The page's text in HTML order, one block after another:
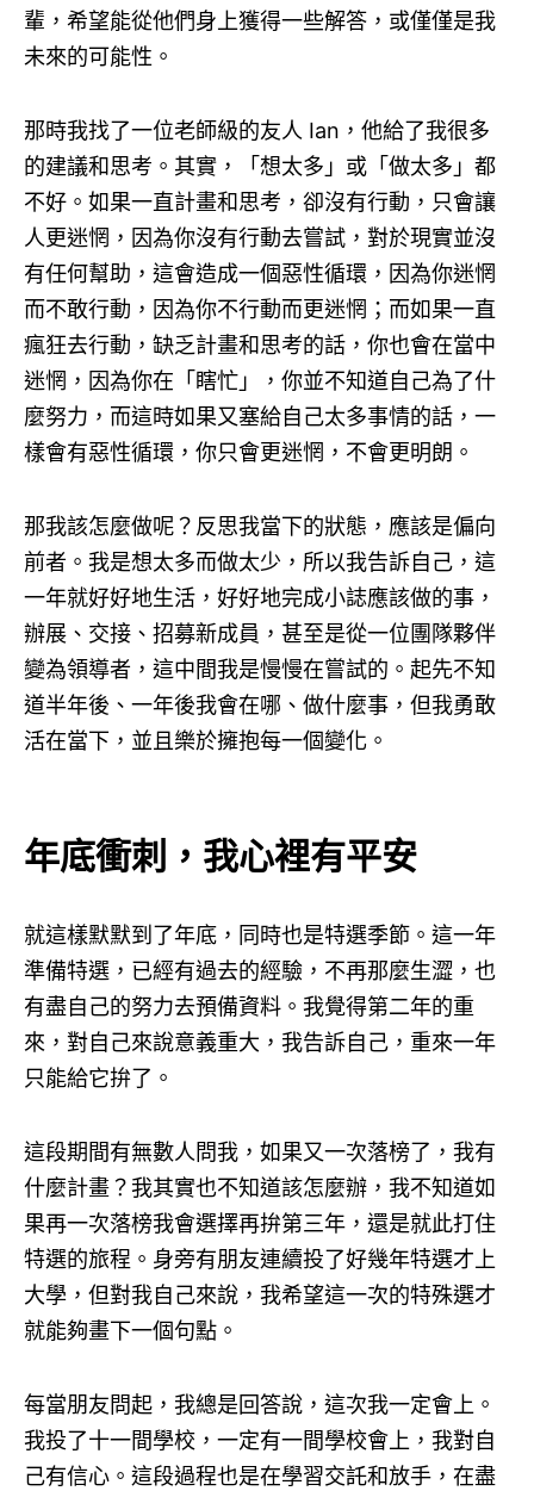
輩，希望能從他們身上獲得一些解答，或僅僅是我
未來的可能性。
那時我找了一位老師級的友人 Ian，他給了我很多
的建議和思考。其實，「想太多」或「做太多」都
不好。如果一直計畫和思考，卻沒有行動，只會讓
人更迷惘，因為你沒有行動去嘗試，對於現實並沒
有任何幫助，這會造成一個惡性循環，因為你迷惘
而不敢行動，因為你不行動而更迷惘；而如果一直
瘋狂去行動，缺乏計畫和思考的話，你也會在當中
迷惘，因為你在「瞎忙」，你並不知道自己為了什
麼努力，而這時如果又塞給自己太多事情的話，一
樣會有惡性循環，你只會更迷惘，不會更明朗。
那我該怎麼做呢？反思我當下的狀態，應該是偏向
前者。我是想太多而做太少，所以我告訴自己，這
一年就好好地生活，好好地完成小誌應該做的事，
辦展、交接、招募新成員，甚至是從一位團隊夥伴
變為領導者，這中間我是慢慢在嘗試的。起先不知
道半年後、一年後我會在哪、做什麼事，但我勇敢
活在當下，並且樂於擁抱每一個變化。
年底衝刺，我心裡有平安
就這樣默默到了年底，同時也是特選季節。這一年
準備特選，已經有過去的經驗，不再那麼生澀，也
有盡自己的努力去預備資料。我覺得第二年的重
來，對自己來說意義重大，我告訴自己，重來一年
只能給它拚了。
這段期間有無數人問我，如果又一次落榜了，我有
什麼計畫？我其實也不知道該怎麼辦，我不知道如
果再一次落榜我會選擇再拚第三年，還是就此打住
特選的旅程。身旁有朋友連續投了好幾年特選才上
大學，但對我自己來說，我希望這一次的特殊選才
就能夠畫下一個句點。
每當朋友問起，我總是回答說，這次我一定會上。
我投了十一間學校，一定有一間學校會上，我對自
己有信心。這段過程也是在學習交託和放手，在盡